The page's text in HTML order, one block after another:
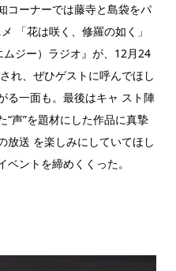
コーナーでは藤寺と島袋をパ
「花は咲く、修羅の如く」
ジー）ラジオ』が、12月24
れ、ぜひゲストに呼んでほし
る一面も。最後はキャ スト陣
声”を題材にした作品に真摯
放送 を楽しみにしていてほし
ントを締めくくった。